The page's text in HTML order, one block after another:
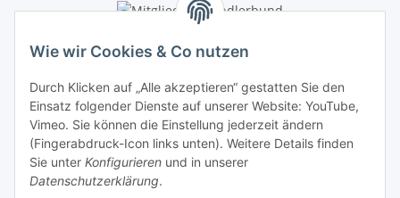
Wie wir Cookies & Co nutzen
Durch Klicken auf „Alle akzeptieren“ gestatten Sie den
Einsatz folgender Dienste auf unserer Website: YouTube,
Vimeo. Sie können die Einstellung jederzeit ändern
(Fingerabdruck-Icon links unten). Weitere Details finden
Sie unter Konfigurieren und in unserer
Datenschutzerklärung.